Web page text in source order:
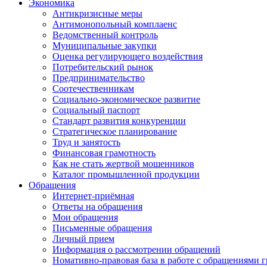
Экономика
Антикризисные меры
Антимонопольный комплаенс
Ведомственный контроль
Муниципальные закупки
Оценка регулирующего воздействия
Потребительский рынок
Предпринимательство
Соотечественникам
Социально-экономическое развитие
Социальный паспорт
Стандарт развития конкуренции
Стратегическое планирование
Труд и занятость
Финансовая грамотность
Как не стать жертвой мошенников
Каталог промышленной продукции
Обращения
Интернет-приёмная
Ответы на обращения
Мои обращения
Письменные обращения
Личный прием
Информация о рассмотрении обращений
Номативно-правовая база в работе с обращениями